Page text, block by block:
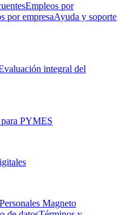
Empleos por
por empresaAyuda y soporte
integral del
para PYMES
Magneto